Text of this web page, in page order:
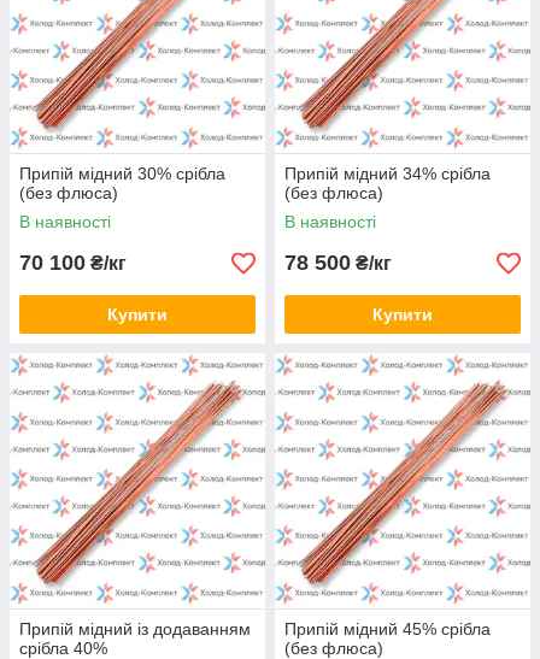
Припій мідний 30% срібла
(без флюса)
В наявності
70 100 ₴/кг
Купити
Припій мідний 34% срібла
(без флюса)
В наявності
78 500 ₴/кг
Купити
Припій мідний із додаванням
срібла 40%
Припій мідний 45% срібла
(без флюса)